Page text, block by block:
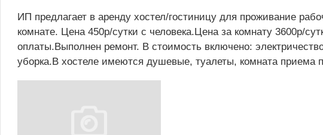
ИП предлагает в аренду хостел/гостиницу для проживание
комнате. Цена 450р/сутки с человека.Цена за комнату 3600р/
оплаты.Выполнен ремонт. В стоимость включено:
уборка.В хостеле имеются душевые, туалеты, комната приема